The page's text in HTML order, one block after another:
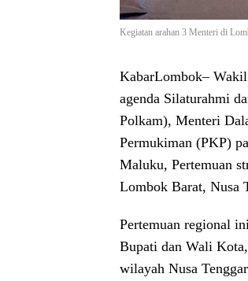
Kegiatan arahan 3 Menteri di
KabarLombok–
agenda Silaturahmi
Polkam), Menteri
Permukiman (PKP)
Maluku, Pertemuan
Lombok Barat, Nusa
Pertemuan regional
Bupati dan Wali
wilayah Nusa